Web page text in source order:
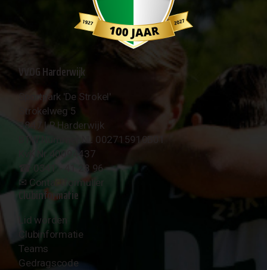
VVOG Harderwijk
Sportpark 'De Strokel'
Strokelweg 5
3847 LR Harderwijk
BTW Nummer NL 002715910B01
KvK Nr 40094437
☎︎ 0341 - 41 28 96
✉︎ Contactformulier
Clubinformatie
Lid worden
Clubinformatie
Teams
Gedragscode